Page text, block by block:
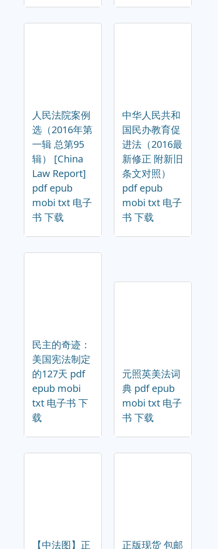
人民法院案例
选（2016年第
一辑 总第95
辑） [China
Law Report]
pdf epub
mobi txt 电子
书 下载
中华人民共和
国民办教育促
进法（2016最
新修正 附新旧
条文对照）
pdf epub
mobi txt 电子
书 下载
民主的奇迹：
美国宪法制定
的127天 pdf
epub mobi
txt 电子书 下
载
元照英美法词
典 pdf epub
mobi txt 电子
书 下载
【中法图】正 正版现货 包邮